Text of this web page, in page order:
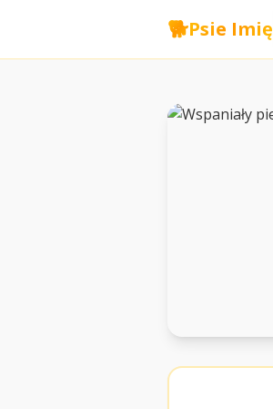
🐕Psie Imię